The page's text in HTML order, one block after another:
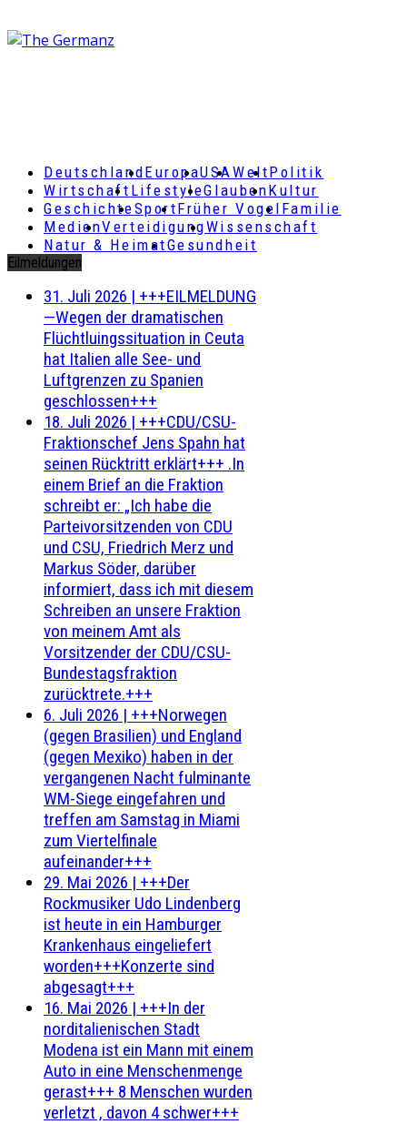
DeutschlandEuropaUSAWeltPolitik
Wirtschaft LifestyleGlaubenKultur
GeschichteSportFrüher Vogel Familie
MedienVerteidigungWissenschaft
Natur & HeimatGesundheit
Eilmeldungen
31. Juli 2026 | +++EILMELDUNG
—Wegen der dramatischen
Flüchtluingssituation in Ceuta
hat Italien alle See- und
Luftgrenzen zu Spanien
geschlossen+++
18. Juli 2026 | +++CDU/CSU-
Fraktionschef Jens Spahn hat
seinen Rücktritt erklärt+++ .In
einem Brief an die Fraktion
schreibt er: „Ich habe die
Parteivorsitzenden von CDU
und CSU, Friedrich Merz und
Markus Söder, darüber
informiert, dass ich mit diesem
Schreiben an unsere Fraktion
von meinem Amt als
Vorsitzender der CDU/CSU-
Bundestagsfraktion
zurücktrete.+++
6. Juli 2026 | +++Norwegen
(gegen Brasilien) und England
(gegen Mexiko) haben in der
vergangenen Nacht fulminante
WM-Siege eingefahren und
treffen am Samstag in Miami
zum Viertelfinale
aufeinander+++
29. Mai 2026 | +++Der
Rockmusiker Udo Lindenberg
ist heute in ein Hamburger
Krankenhaus eingeliefert
worden+++Konzerte sind
abgesagt+++
16. Mai 2026 | +++In der
norditalienischen Stadt
Modena ist ein Mann mit einem
Auto in eine Menschenmenge
gerast+++ 8 Menschen wurden
verletzt , davon 4 schwer+++